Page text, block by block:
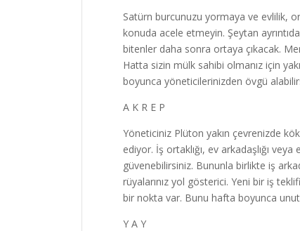
Satürn burcunuzu yormaya ve evlilik,
konuda acele etmeyin. Şeytan
bitenler daha sonra ortaya çıkacak.
Hatta sizin mülk sahibi olmanız için
boyunca yöneticilerinizden övgü
A K R E P
Yöneticiniz Plüton yakın çevrenizde
ediyor. İş ortaklığı, ev arkadaşlığı
güvenebilirsiniz. Bununla birlikte iş
rüyalarınız yol gösterici. Yeni bir iş
bir nokta var. Bunu hafta boyunca
Y A Y